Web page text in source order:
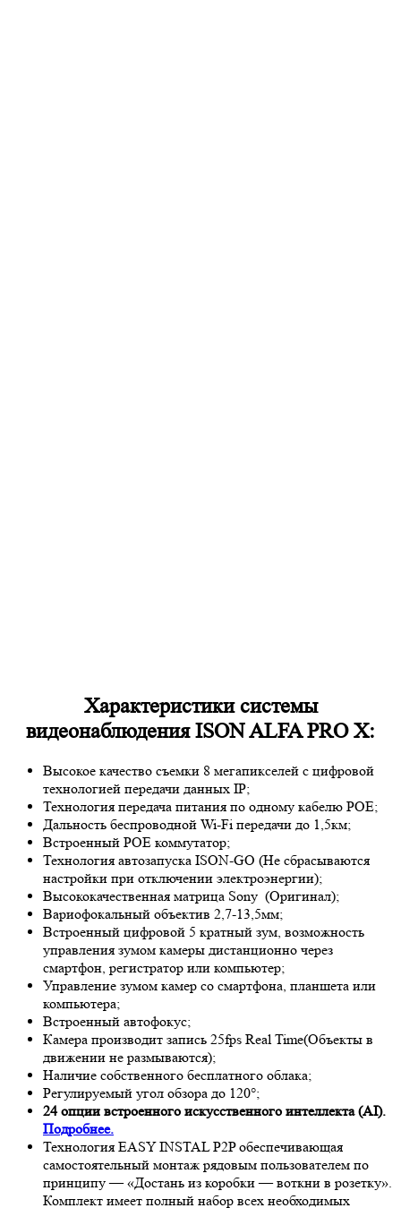
Характеристики системы
видеонаблюдения ISON ALFA PRO X:
Высокое качество съемки 8 мегапикселей с цифровой
технологией передачи данных IP;
Технология передача питания по одному кабелю POE;
Дальность беспроводной Wi-Fi передачи до 1,5км;
Встроенный POE коммутатор;
Технология автозапуска ISON-GO (Не сбрасываются
настройки при отключении электроэнергии);
Высококачественная матрица Sony (Оригинал);
Вариофокальный объектив 2,7-13,5мм;
Встроенный цифровой 5 кратный зум, возможность
управления зумом камеры дистанционно через
смартфон, регистратор или компьютер;
Управление зумом камер со смартфона, планшета или
компьютера;
Встроенный автофокус;
Камера производит запись 25fps Real Time(Объекты в
движении не размываются);
Наличие собственного бесплатного облака;
Регулируемый угол обзора до 120°;
24 опции встроенного искусственного интеллекта (AI).
Подробнее.
Технология EASY INSTAL P2P обеспечивающая
самостоятельный монтаж рядовым пользователем по
принципу — «Достань из коробки — воткни в розетку».
Комплект имеет полный набор всех необходимых